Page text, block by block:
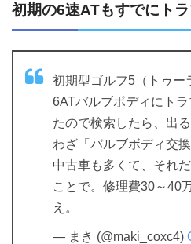
初期の6速ATもすでにト
初期型ゴルフ5（トゥー
6ATバルブボディにト
たので検索したら、出
わざ「バルブボディ交
中古車も多くて、それ
ことで。修理費30～40
え。
— まき (@maki_coxc4)